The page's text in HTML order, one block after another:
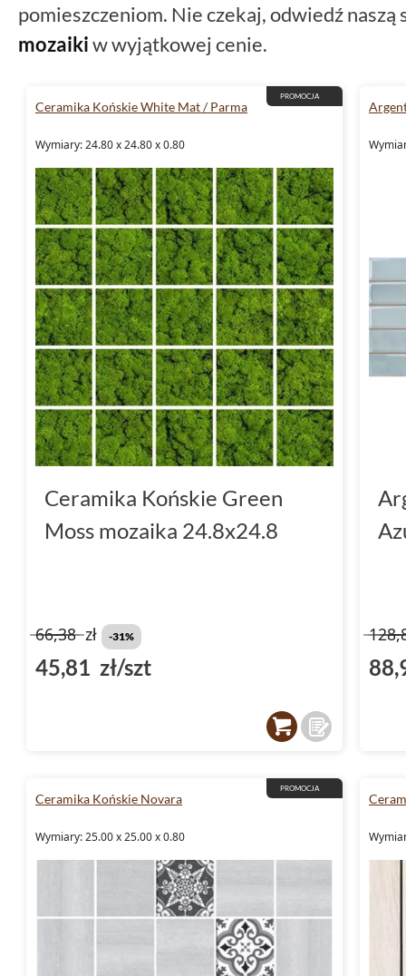
pomieszczeniom. Nie czekaj, odwiedź
mozaikiw wyjątkowej cenie.
PROMOCJA
Ceramika Końskie White Mat / Parma
Wymiary: 24.80 x 24.80 x 0.80
Ceramika Końskie Green
Moss mozaika 24.8x24.8
66,38zł -31%
45,81 zł/szt
PROMOCJA
Ceramika Końskie Novara
Wymiary: 25.00 x 25.00 x 0.80